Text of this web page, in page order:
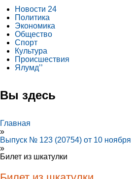
Новости 24
Политика
Экономика
Общество
Спорт
Культура
Происшествия
Ялумд’’
Вы здесь
Главная
»
Выпуск № 123 (20754) от 10 ноября
»
Билет из шкатулки